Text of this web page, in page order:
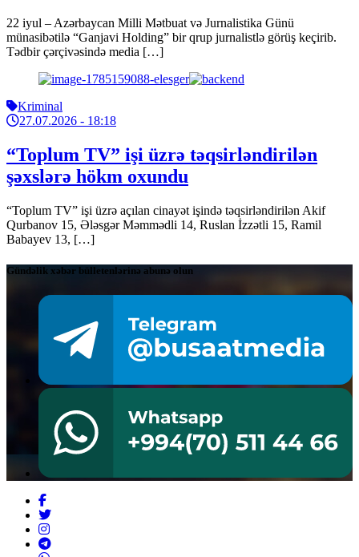
22 iyul – Azərbaycan Milli Mətbuat və Jurnalistika Günü
münasibətilə “Ganjavi Holding” bir qrup jurnalistlə görüş keçirib.
Tədbir çərçivəsində media […]
Kriminal
27.07.2026 - 18:18
“Toplum TV” işi üzrə təqsirləndirilən
şəxslərə hökm oxundu
“Toplum TV” işi üzrə açılan cinayət işində təqsirləndirilən Akif
Qurbanov 15, Ələsgər Məmmədli 14, Ruslan İzzətli 15, Ramil
Babayev 13, […]
Gündəlik xəbər bülletenlərinə abunə olun